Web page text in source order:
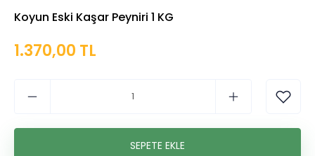
Koyun Eski Kaşar Peyniri 1 KG
1.370,00 TL